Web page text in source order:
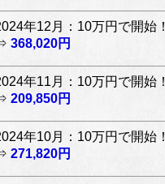
年12月：10万円で開始！
368,020円
年11月：10万円で開始！
209,850円
年10月：10万円で開始！
271,820円